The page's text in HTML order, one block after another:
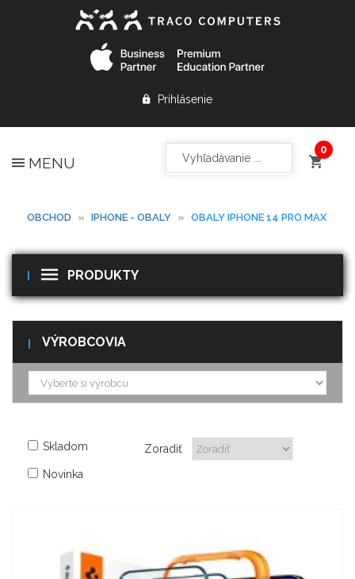
Prihlásenie
MENU
OBCHOD » IPHONE - OBALY » OBALY IPHONE 14 PRO MAX
PRODUKTY
VÝROBCOVIA
Skladom
Novinka
Zoradiť